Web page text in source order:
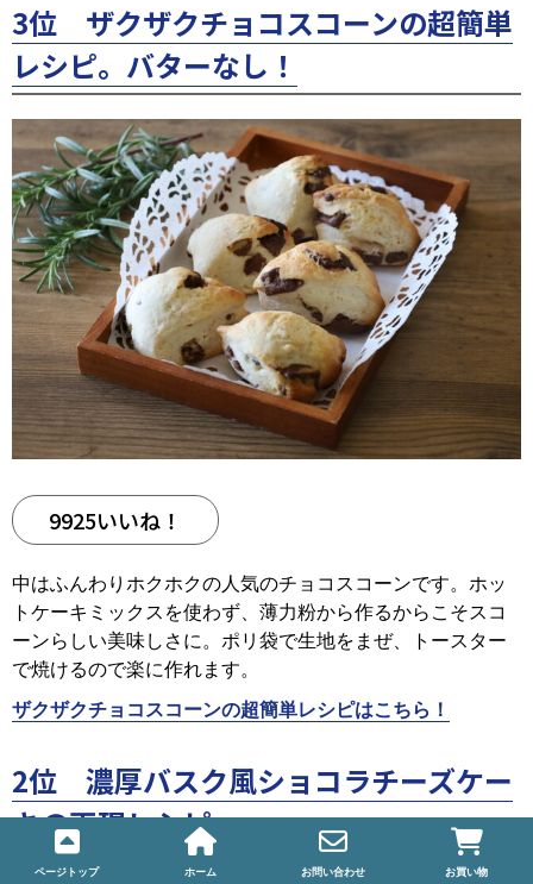
3位 ザクザクチョコスコーンの超簡単
レシピ。バターなし！
9925いいね！
中はふんわりホクホクの人気のチョコスコーンです。ホッ
トケーキミックスを使わず、薄力粉から作るからこそスコ
ーンらしい美味しさに。ポリ袋で生地をまぜ、トースター
で焼けるので楽に作れます。
ザクザクチョコスコーンの超簡単レシピはこちら！
2位 濃厚バスク風ショコラチーズケー
キの再現レシピ